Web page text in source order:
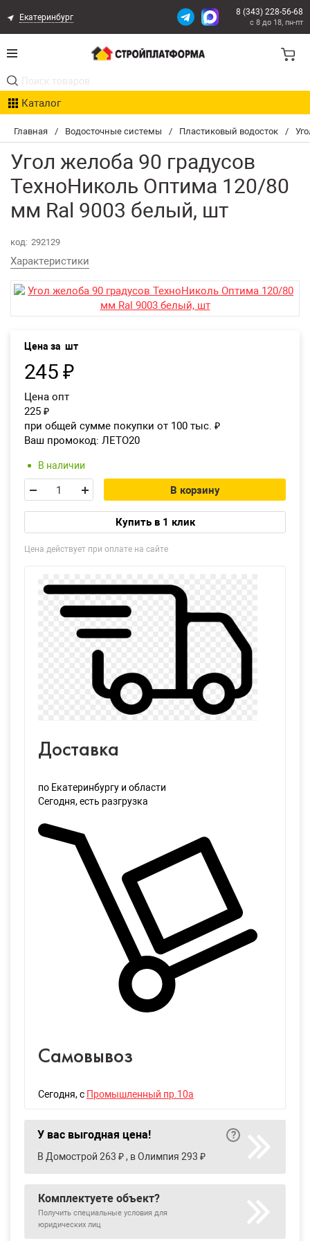
Главная / Водосточные системы / Пластиковый водосток /
Угол желоба 90 градусов
ТехноНиколь Оптима 120/80
мм Ral 9003 белый, шт
код: 292129
Характеристики
Цена за шт
245 ₽
Цена опт
225 ₽
при общей сумме покупки от 100 тыс. ₽
Ваш промокод: ЛЕТО20
В наличии
В корзину
Купить в 1 клик
Цена действует при оплате на сайте
Доставка
по Екатеринбургу и области
Сегодня, есть разгрузка
Самовывоз
Сегодня, с Промышленный пр.10а
У вас выгодная цена!
В Домострой 263 ₽ , в Олимпия 293 ₽
Комплектуете объект?
Получить специальные условия для
юридических лиц
Екатеринбург
8 (343) 228-56-68
с 8 до 18, пн-пт
Каталог
Акции
Расчет доставки
Организациям
Опыт поставок
Статьи
Контакты
Оплата и Доставка
Возврат товара
Екатеринбург